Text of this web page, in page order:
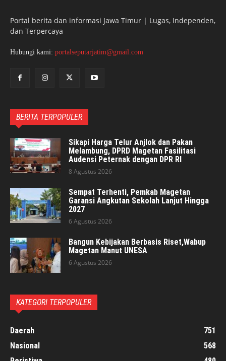
Portal berita dan informasi Jawa Timur | Lugas, Independen,
dan Terpercaya
Hubungi kami: portalseputarjatim@gmail.com
BERITA TERPOPULER
Sikapi Harga Telur Anjlok dan Pakan
Melambung, DPRD Magetan Fasilitasi
Audensi Peternak dengan DPR RI
8 Agustus 2026
Sempat Terhenti, Pemkab Magetan
Garansi Angkutan Sekolah Lanjut Hingga
2027
6 Agustus 2026
Bangun Kebijakan Berbasis Riset,Wabup
Magetan Manut UNESA
6 Agustus 2026
KATEGORI TERPOPULER
Daerah
751
Nasional
568